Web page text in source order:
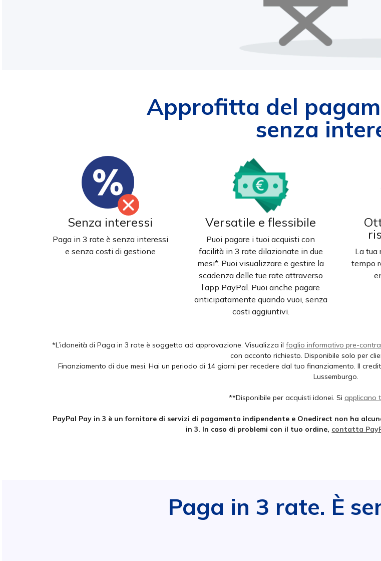
Approfitta del
senza
Senza interessi
Paga in 3 rate è senza interessi
e senza costi di gestione
Versatile e flessibile
Puoi pagare i tuoi acquisti con
facilità in 3 rate dilazionate in due
mesi*. Puoi visualizzare e gestire la
scadenza delle tue rate attraverso
l’app PayPal. Puoi anche pagare
anticipatamente quando vuoi, senza
costi aggiuntivi.
La tua
tempo
*L’idoneità di Paga in 3 rate è soggetta ad approvazione. Visualizza il foglio informativo pre-
con acconto richiesto. Disponibile solo per
Finanziamento di due mesi. Hai un periodo di 14 giorni per recedere dal tuo finanziamento. Il
Lussemburgo.
**Disponibile per acquisti idonei. Si applicano
PayPal Pay in 3 è un fornitore di servizi di pagamento indipendente e Onedirect non ha
in 3. In caso di problemi con il tuo ordine, contatta
Paga in 3 rate. È